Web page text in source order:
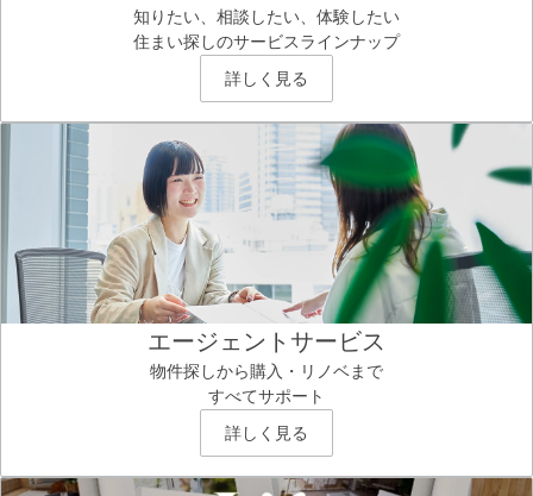
知りたい、相談したい、体験したい
住まい探しのサービスラインナップ
詳しく見る
エージェントサービス
物件探しから購入・リノベまで
すべてサポート
詳しく見る